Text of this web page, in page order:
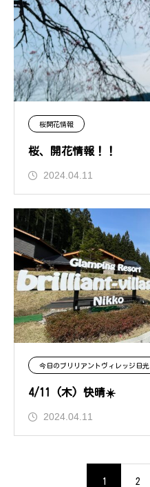
桜開花情報
桜、開花情報！！
2024.04.11
今日のブリリアントヴィレッジ日光
4/11 (木) 快晴☀️
2024.04.11
1 2